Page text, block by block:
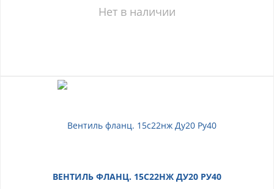
Нет в наличии
ВЕНТИЛЬ ФЛАНЦ. 15С22НЖ ДУ20 РУ40